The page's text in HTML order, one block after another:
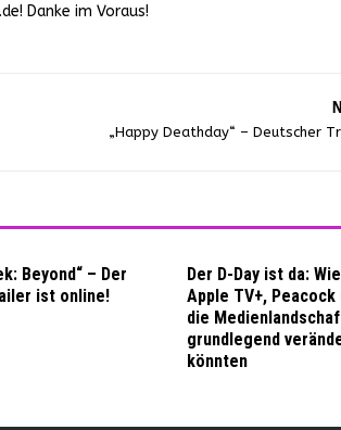
Danke im Voraus!
„Happy Deathday“ – Deutscher
Beyond“ – Der
ist online!
Der D-Day ist da:
Apple TV+, Peacock
die
grundlegend
könnten